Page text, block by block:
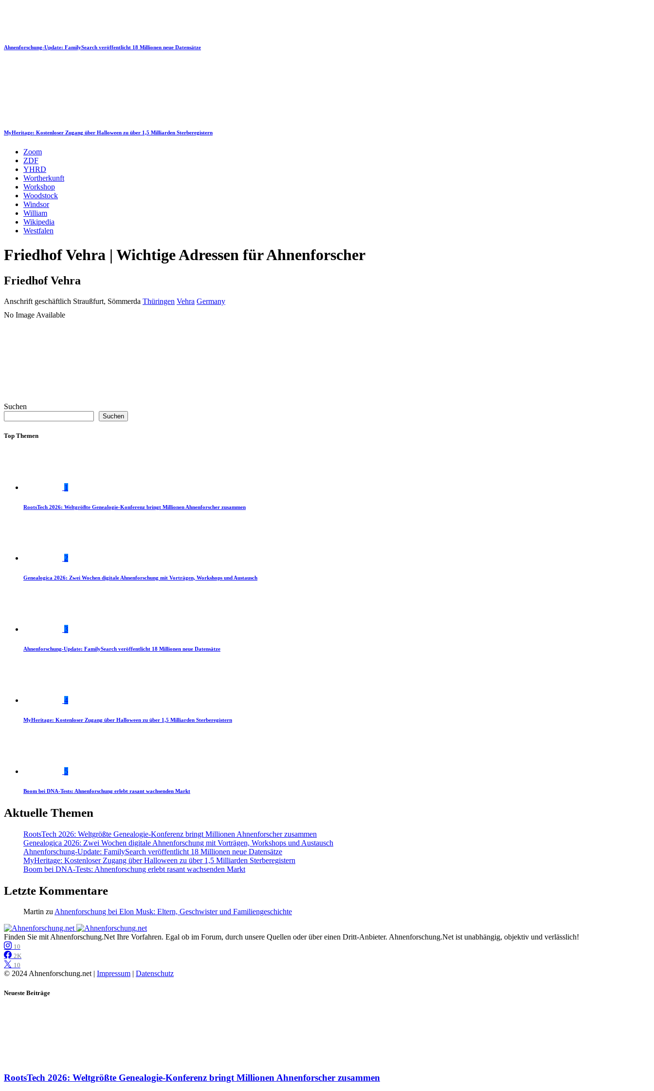
Ahnenforschung-Update: FamilySearch veröffentlicht 18 Millionen neue Datensätze
MyHeritage: Kostenloser Zugang über Halloween zu über 1,5 Milliarden Sterberegistern
Zoom
ZDF
YHRD
Wortherkunft
Workshop
Woodstock
Windsor
William
Wikipedia
Westfalen
Friedhof Vehra | Wichtige Adressen für Ahnenforscher
Friedhof Vehra
Anschrift geschäftlich Straußfurt, Sömmerda Thüringen Vehra Germany
No Image Available
Suchen
Suchen
Top Themen
1
RootsTech 2026: Weltgrößte Genealogie-Konferenz bringt Millionen Ahnenforscher zusammen
2
Genealogica 2026: Zwei Wochen digitale Ahnenforschung mit Vorträgen, Workshops und Austausch
3
Ahnenforschung-Update: FamilySearch veröffentlicht 18 Millionen neue Datensätze
4
MyHeritage: Kostenloser Zugang über Halloween zu über 1,5 Milliarden Sterberegistern
5
Boom bei DNA-Tests: Ahnenforschung erlebt rasant wachsenden Markt
Aktuelle Themen
RootsTech 2026: Weltgrößte Genealogie-Konferenz bringt Millionen Ahnenforscher zusammen
Genealogica 2026: Zwei Wochen digitale Ahnenforschung mit Vorträgen, Workshops und Austausch
Ahnenforschung-Update: FamilySearch veröffentlicht 18 Millionen neue Datensätze
MyHeritage: Kostenloser Zugang über Halloween zu über 1,5 Milliarden Sterberegistern
Boom bei DNA-Tests: Ahnenforschung erlebt rasant wachsenden Markt
Letzte Kommentare
Martin zuAhnenforschung bei Elon Musk: Eltern, Geschwister und Familiengeschichte
Finden Sie mit Ahnenforschung.Net Ihre Vorfahren. Egal ob im Forum, durch unsere Quellen oder über einen Dritt-Anbieter. Ahnenforschung.Net ist unabhängig, objektiv und verlässlich!
10
2K
10
© 2024 Ahnenforschung.net | Impressum Datenschutz
Neueste Beiträge
RootsTech 2026: Weltgrößte Genealogie-Konferenz bringt Millionen Ahnenforscher zusammen